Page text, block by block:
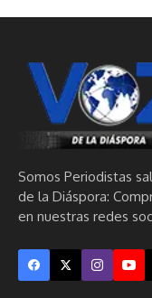
Somos Periodistas
de la Diáspora:
en nuestras redes